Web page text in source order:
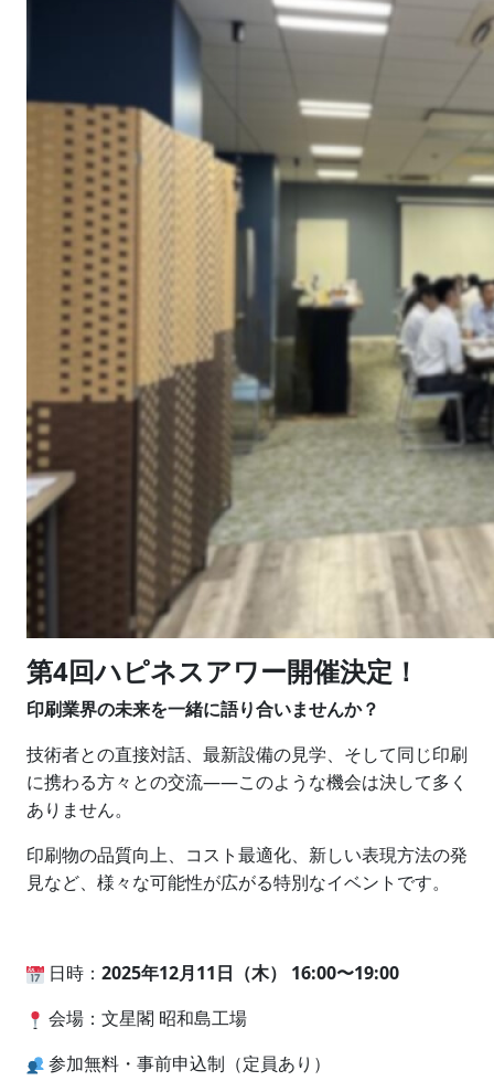
第4回ハピネスアワー開催決定！
印刷業界の未来を一緒に語り合いませんか？
技術者との直接対話、最新設備の見学、そして同じ印刷
に携わる方々との交流——このような機会は決して多く
ありません。
印刷物の品質向上、コスト最適化、新しい表現方法の発
見など、様々な可能性が広がる特別なイベントです。
日時： 2025年12月11日（木） 16:00〜19:00
会場：文星閣 昭和島工場
参加無料・事前申込制（定員あり）